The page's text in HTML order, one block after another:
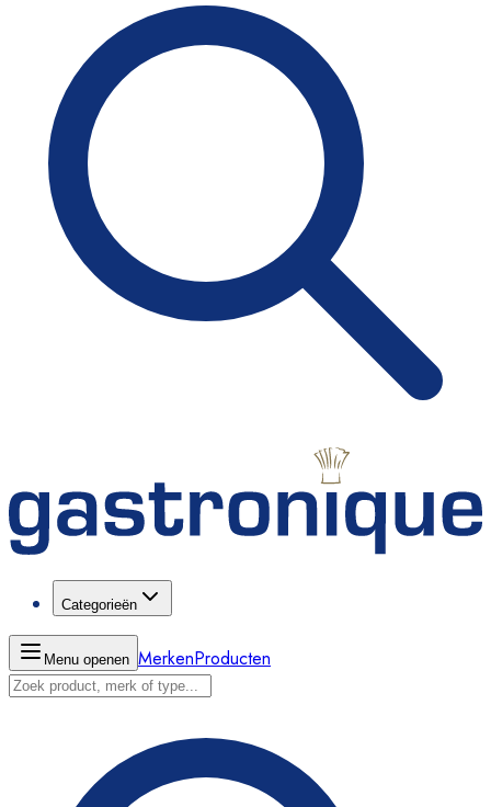
Categorieën
Menu openen MerkenProducten